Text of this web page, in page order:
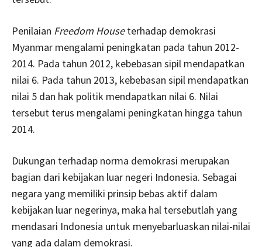
Penilaian Freedom Houseterhadap demokrasi
Myanmar mengalami peningkatan pada tahun 2012-
2014. Pada tahun 2012, kebebasan sipil mendapatkan
nilai 6. Pada tahun 2013, kebebasan sipil mendapatkan
nilai 5 dan hak politik mendapatkan nilai 6. Nilai
tersebut terus mengalami peningkatan hingga tahun
2014.
Dukungan terhadap norma demokrasi merupakan
bagian dari kebijakan luar negeri Indonesia. Sebagai
negara yang memiliki prinsip bebas aktif dalam
kebijakan luar negerinya, maka hal tersebutlah yang
mendasari Indonesia untuk menyebarluaskan nilai-nilai
yang ada dalam demokrasi.